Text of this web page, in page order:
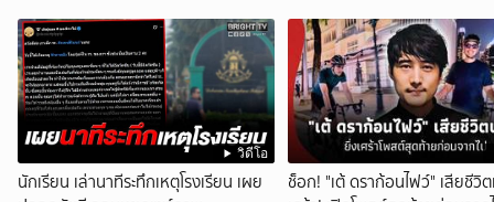
วิดีโอ
นักเรียน เล่านาทีระทึกเหตุโรงเรียน เผย
ช็อก! "เต้ ดราก้อนไฟว์" เสียชีวิ